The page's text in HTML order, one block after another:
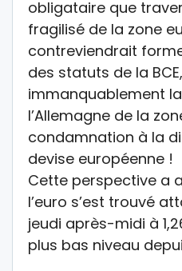
obligataire que
fragilisé de la zone
contreviendrait
des statuts de la
immanquablement
l’Allemagne de la
condamnation à la
devise européenne !
Cette perspective a
l’euro s’est trouvé
jeudi après-midi à
plus bas niveau